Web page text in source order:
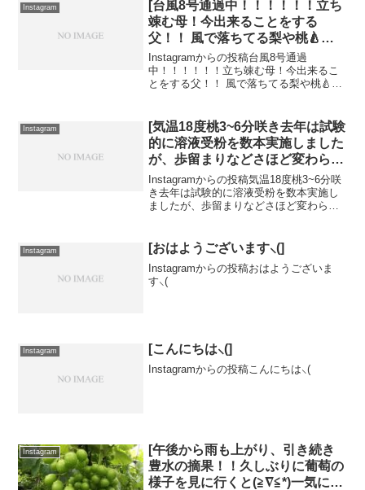
Instagram
[台風8号通過中！！！！！！立ち
竦む母！今出来ることをする
父！！ 風で落ちてる梨や桃🍐を
みてると実が出来るまでの数ヶ月
間、毎日手をかけ頑張ってきた時
間を思い出したら込み上げてくる
来る事、今頑張らないといけない
事、後悔ないように頑張るのみ(
¯•ω•¯]
Instagramからの投稿台風8号通過
中！！！！！！立ち竦む母！今出来るこ
とをする父！！ 風で落ちてる梨や桃🍐を
たら込み上げてくる思い…落ち込む時間
はない！今出来る事...
Instagram
[️気温18度️桃3~6分咲き去年は試験
的に溶液受粉を数本実施しました
が、歩留まりなどさほど変わら
ず、今年は全ての木を溶液受粉し
てみました( ･ㅂ･)و ̑̑️ モモは受粉可
能期間が 3 ~ 5 日間と短い為，短
ることから，効率化が強く望まれ
ているそうです。まだまだ試験段
階ですが、美味しい桃が出来るよ
う念入りに実施しました
Instagramからの投稿️気温18度️桃3~6分咲
き去年は試験的に溶液受粉を数本実施し
ましたが、歩留まりなどさほど変わら
日間と短い為，短時...
Instagram [おはようございます⸜(]
Instagramからの投稿おはようございま
す⸜(
Instagram [こんにちは⸜(]
Instagramからの投稿こんにちは⸜(
Instagram
[午後から雨も上がり、引き続き
豊水の摘果！！久しぶりに葡萄の
様子を見に行くと(≧∇≦*)一気に育